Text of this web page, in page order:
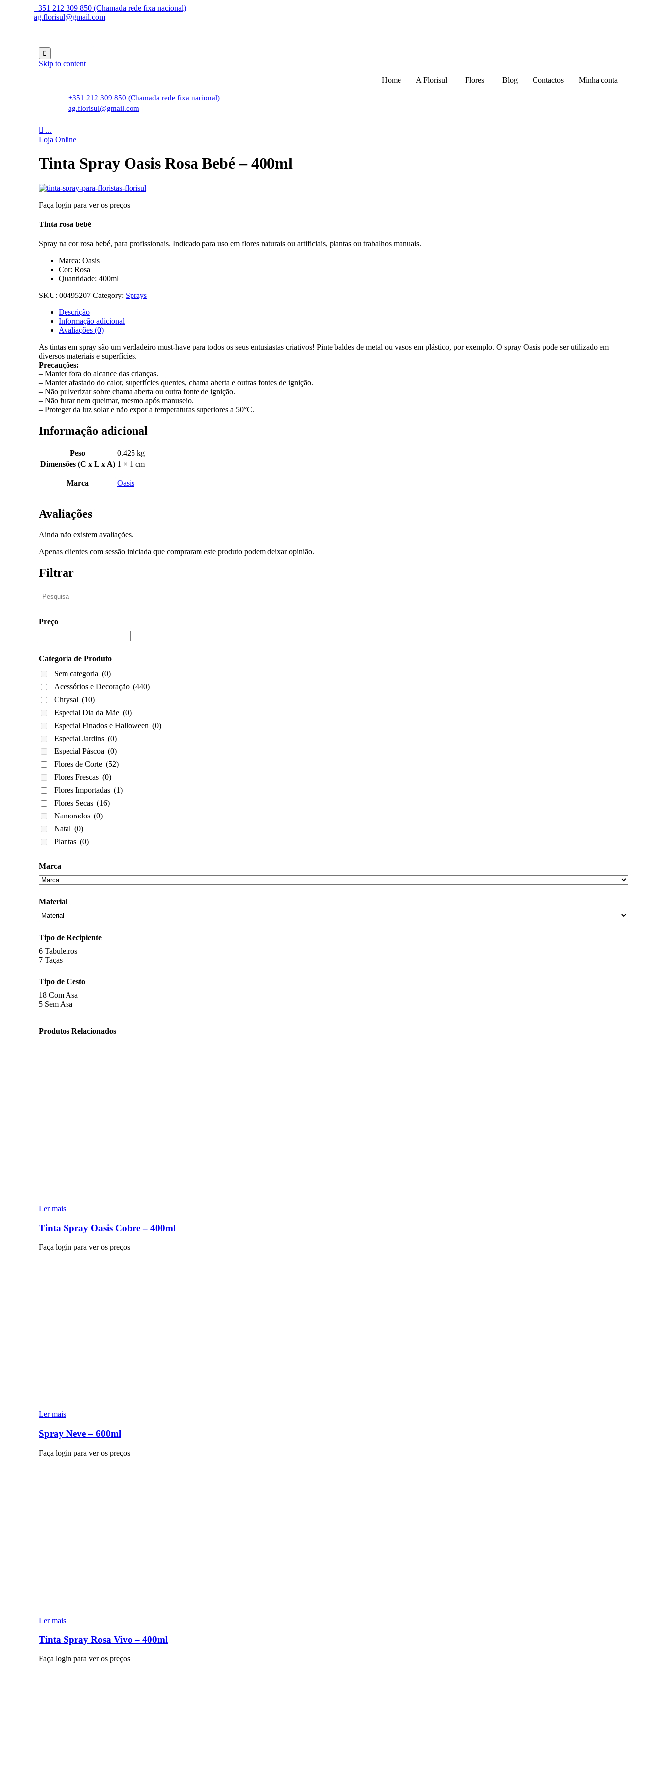
+351 212 309 850 (Chamada rede fixa nacional)
ag.florisul@gmail.com

Skip to content
Home
A Florisul Flores Blog Contactos Minha conta
+351 212 309 850 (Chamada rede fixa nacional)
ag.florisul@gmail.com
 ...
Loja Online
Tinta Spray Oasis Rosa Bebé – 400ml
Faça login para ver os preços
Tinta rosa bebé
Spray na cor rosa bebé, para profissionais. Indicado para uso em flores naturais ou artificiais, plantas ou trabalhos manuais.
Marca: Oasis
Cor: Rosa
Quantidade: 400ml
SKU: 00495207 Category: Sprays
Descrição
Informação adicional
Avaliações (0)
As tintas em spray são um verdadeiro must-have para todos os seus entusiastas criativos! Pinte baldes de metal ou vasos em plástico, por exemplo. O spray Oasis pode ser utilizado em
diversos materiais e superfícies.
Precauções:
– Manter fora do alcance das crianças.
– Manter afastado do calor, superfícies quentes, chama aberta e outras fontes de ignição.
– Não pulverizar sobre chama aberta ou outra fonte de ignição.
– Não furar nem queimar, mesmo após manuseio.
– Proteger da luz solar e não expor a temperaturas superiores a 50°C.
Informação adicional
Peso
0.425 kg
Dimensões (C x L x A) 1 × 1 cm
Marca Oasis
Avaliações
Ainda não existem avaliações.
Apenas clientes com sessão iniciada que compraram este produto podem deixar opinião.
Filtrar
Preço
Categoria de Produto
Sem categoria (0)
Acessórios e Decoração (440)
Chrysal (10)
Especial Dia da Mãe (0)
Especial Finados e Halloween (0)
Especial Jardins (0)
Especial Páscoa (0)
Flores de Corte (52)
Flores Frescas (0)
Flores Importadas (1)
Flores Secas (16)
Namorados (0)
Natal (0)
Plantas (0)
Marca
Material
Tipo de Recipiente
6 Tabuleiros
7 Taças
Tipo de Cesto
18 Com Asa
5 Sem Asa
Produtos Relacionados
Ler mais
Tinta Spray Oasis Cobre – 400ml
Faça login para ver os preços
Ler mais
Spray Neve – 600ml
Faça login para ver os preços
Ler mais
Tinta Spray Rosa Vivo – 400ml
Faça login para ver os preços